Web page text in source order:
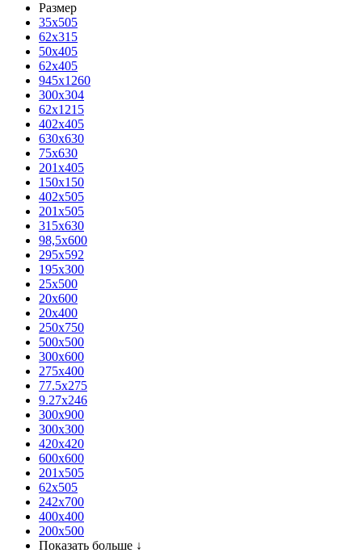
Размер
35х505
62x315
50x405
62х405
945x1260
300x304
62x1215
402x405
630x630
75x630
201x405
150x150
402x505
201x505
315x630
98,5х600
295x592
195х300
25x500
20х600
20х400
250x750
500x500
300x600
275x400
77.5х275
9.27x246
300x900
300x300
420х420
600х600
201х505
62х505
242х700
400х400
200х500
Показать больше ↓